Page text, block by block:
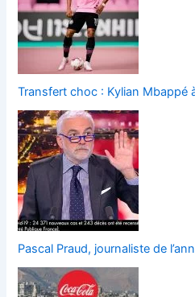
Transfert choc : Kylian Mbappé
Pascal Praud, journaliste de